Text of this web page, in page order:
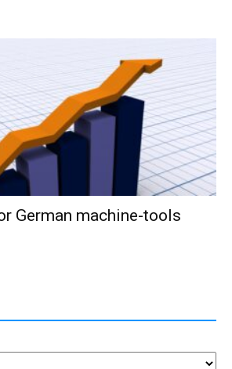
German machine-tools